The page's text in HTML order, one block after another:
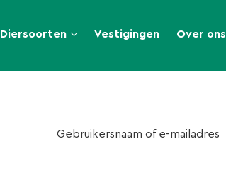
Diersoorten Vestigingen Over ons
Gebruikersnaam of e-mailadres